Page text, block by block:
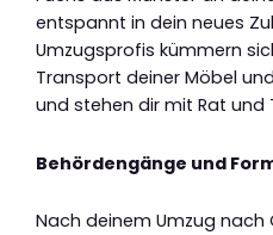
entspannt in dein neues
Umzugsprofis kümmern
Transport deiner Möbel
und stehen dir mit Rat und
Behördengänge und
Nach deinem Umzug nach